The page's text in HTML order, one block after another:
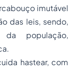
imutável
das leis, sendo,
população,
hastear, com